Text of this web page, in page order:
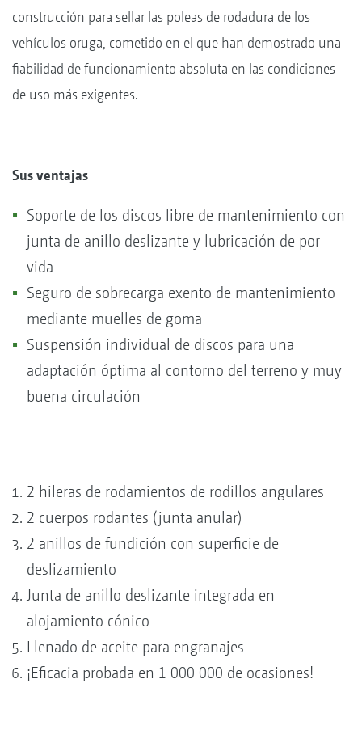
construcción para sellar las poleas de rodadura de los
vehículos oruga, cometido en el que han demostrado una
fiabilidad de funcionamiento absoluta en las condiciones
de uso más exigentes.
Sus ventajas
Soporte de los discos libre de mantenimiento con
junta de anillo deslizante y lubricación de por
vida
Seguro de sobrecarga exento de mantenimiento
mediante muelles de goma
Suspensión individual de discos para una
adaptación óptima al contorno del terreno y muy
buena circulación
2 hileras de rodamientos de rodillos angulares
2 cuerpos rodantes (junta anular)
2 anillos de fundición con superficie de
deslizamiento
Junta de anillo deslizante integrada en
alojamiento cónico
Llenado de aceite para engranajes
¡Eficacia probada en 1 000 000 de ocasiones!